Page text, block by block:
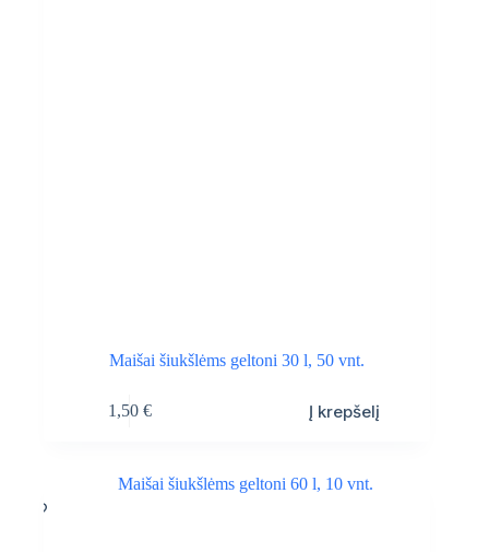
Maišai šiukšlėms geltoni 30 l, 50 vnt.
1,50 € Į krepšelį